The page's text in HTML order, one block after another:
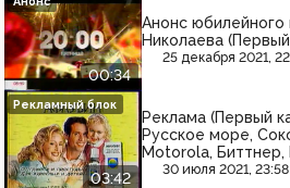
00:34
Анонс
Николаева (Первый
25 декабря 2021,
03:42
Реклама (Первый
Русское море,
Motorola,
Old Spice, Афлубин
30 июля 2021, 23:58
Рекламный блок